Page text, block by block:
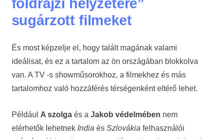
földrajzi helyzetére”
sugárzott filmeket
És most képzelje el, hogy talált magának valami
ideálisat, és ez a tartalom az ön országában blokkolva
van. A TV -s showműsorokhoz, a filmekhez és más
tartalomhoz való hozzáférés térségenként eltérő lehet.
Például A szolgaés a Jakob védelmében nem
elérhetők lehetnek India és Szlovákia felhasználói